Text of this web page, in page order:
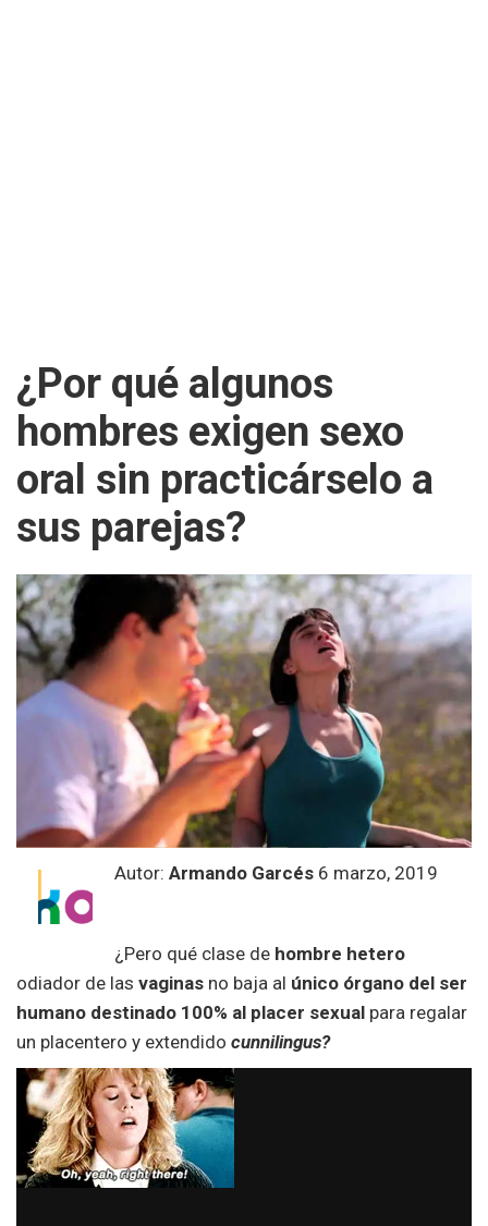
¿Por qué algunos
hombres exigen sexo
oral sin practicárselo a
sus parejas?
Autor: Armando Garcés 6 marzo, 2019
¿Pero qué clase de hombre hetero
odiador de las vaginas no baja al único órgano del ser
humano destinado 100% al placer sexual para regalar
un placentero y extendido cunnilingus?